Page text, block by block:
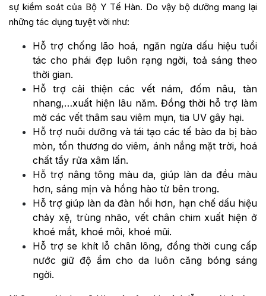
sự kiểm soát của Bộ Y Tế Hàn. Do vậy bộ dưỡng mang lại
những tác dụng tuyệt vời như:
Hỗ trợ chống lão hoá, ngăn ngừa dấu hiệu tuổi
tác cho phái đẹp luôn rạng ngời, toả sáng theo
thời gian.
Hỗ trợ cải thiện các vết nám, đốm nâu, tàn
nhang,…xuất hiện lâu năm. Đồng thời hỗ trợ làm
mờ các vết thâm sau viêm mụn, tia UV gây hại.
Hỗ trợ nuôi dưỡng và tái tạo các tế bào da bị bào
mòn, tổn thương do viêm, ánh nắng mặt trời, hoá
chất tẩy rửa xâm lấn.
Hỗ trợ nâng tông màu da, giúp làn da đều màu
hơn, sáng mịn và hồng hào từ bên trong.
Hỗ trợ giúp làn da đàn hồi hơn, hạn chế dấu hiệu
chảy xệ, trùng nhão, vết chân chim xuất hiện ở
khoé mắt, khoé môi, khoé mũi.
Hỗ trợ se khít lỗ chân lông, đồng thời cung cấp
nước giữ độ ẩm cho da luôn căng bóng sáng
ngời.